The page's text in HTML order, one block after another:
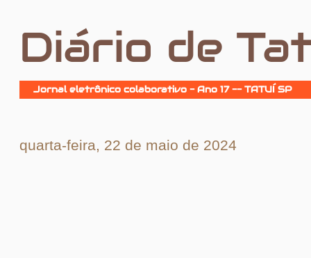
Diário de
Jornal eletrônico colaborativo - Ano 17 -- TATUÍ SP
quarta-feira, 22 de maio de 2024